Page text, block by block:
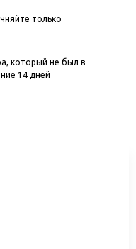
только
который не был в
14 дней